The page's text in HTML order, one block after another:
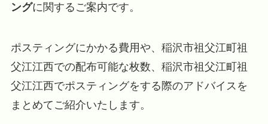
ングに関するご案内です。
ポスティングにかかる費用や、稲沢市祖父江町祖
父江江西での配布可能な枚数、稲沢市祖父江町祖
父江江西でポスティングをする際のアドバイスを
まとめてご紹介いたします。